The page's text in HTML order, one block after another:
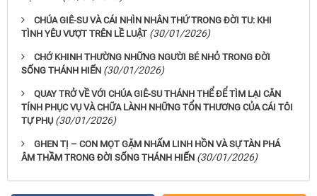
CHÚA GIÊ-SU VÀ CÁI NHÌN NHÂN THỨ TRONG ĐỜI TU: KHI
TÌNH YÊU VƯỢT TRÊN LỀ LUẬT (30/01/2026)
CHỚ KHINH THƯỜNG NHỮNG NGƯỜI BÉ NHỎ TRONG ĐỜI
SỐNG THÁNH HIẾN (30/01/2026)
QUAY TRỞ VỀ VỚI CHÚA GIÊ-SU THÁNH THỂ ĐỂ TÌM LẠI CĂN
TÍNH PHỤC VỤ VÀ CHỮA LÀNH NHỮNG TỔN THƯƠNG CỦA CÁI TÔI
TỰ PHỤ (30/01/2026)
GHEN TỊ – CON MỌT GẶM NHẤM LINH HỒN VÀ SỰ TÀN PHÁ
ÂM THẦM TRONG ĐỜI SỐNG THÁNH HIẾN (30/01/2026)